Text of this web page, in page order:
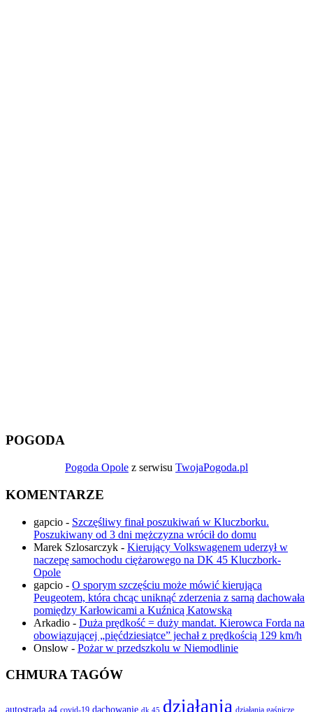
POGODA
Pogoda Opole z serwisu TwojaPogoda.pl
KOMENTARZE
gapcio - Szczęśliwy finał poszukiwań w Kluczborku.
Poszukiwany od 3 dni mężczyzna wrócił do domu
Marek Szlosarczyk - Kierujący Volkswagenem uderzył w
naczepę samochodu ciężarowego na DK 45 Kluczbork-
Opole
gapcio - O sporym szczęściu może mówić kierująca
Peugeotem, która chcąc uniknąć zderzenia z sarną dachowała
pomiędzy Karłowicami a Kuźnicą Katowską
Arkadio - Duża prędkość = duży mandat. Kierowca Forda na
obowiązującej „pięćdziesiątce” jechał z prędkością 129 km/h
Onslow - Pożar w przedszkolu w Niemodlinie
CHMURA TAGÓW
autostrada a4 covid-19 dachowanie dk 45 działania działania gaśnicze